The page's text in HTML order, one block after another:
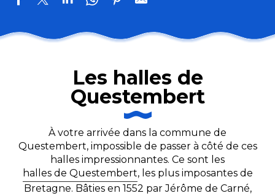
Les halles de
Questembert
À votre arrivée dans la commune de
Questembert, impossible de passer à côté de ces
halles impressionnantes. Ce sont les
halles de Questembert, les plus imposantes de
Bretagne. Bâties en 1552 par Jérôme de Carné,